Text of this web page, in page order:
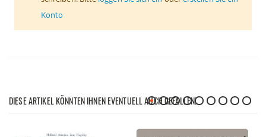
Konto
DIESE ARTIKEL KÖNNTEN IHNEN EVENTUELL AUCH GEFALLEN!